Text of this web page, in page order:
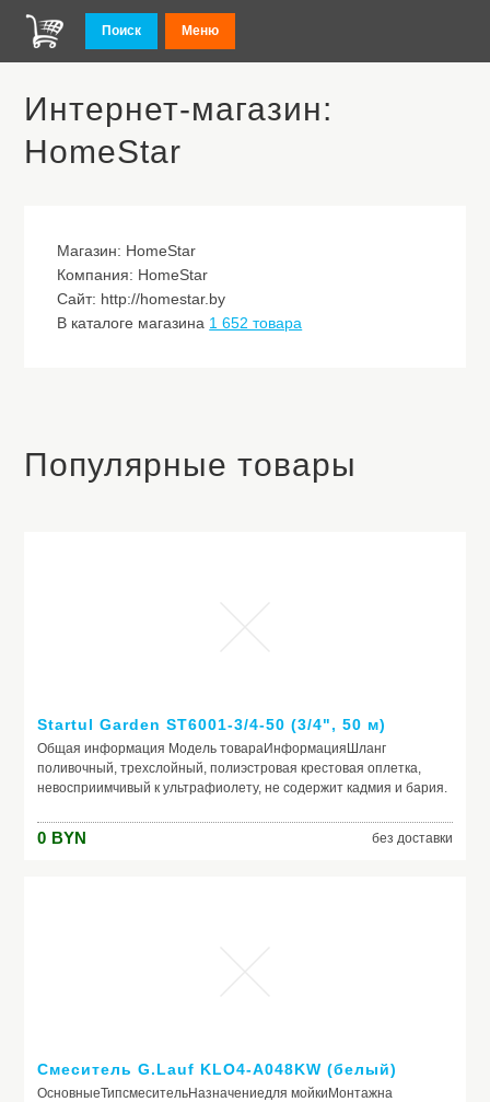
Поиск Меню
Интернет-магазин:
HomeStar
Магазин: HomeStar
Компания: HomeStar
Сайт: http://homestar.by
В каталоге магазина 1 652 товара
Популярные товары
Startul Garden ST6001-3/4-50 (3/4", 50 м)
Общая информация Модель товараИнформацияШланг
поливочный, трехслойный, полиэстровая крестовая оплетка,
невосприимчивый к ультрафиолету, не содержит кадмия и бария.
бар.Описание ОсновныеВидстандартныйМатериалПВХДлина50
мДиаметр19 ммРабочее давление20
0 BYN без доставки
Смеситель G.Lauf KLO4-A048KW (белый)
ОсновныеТипсмесительНазначениедля мойкиМонтажна